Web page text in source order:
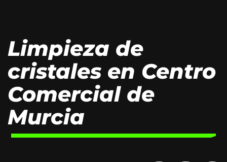
Limpieza de
cristales en Centro
Comercial de
Murcia